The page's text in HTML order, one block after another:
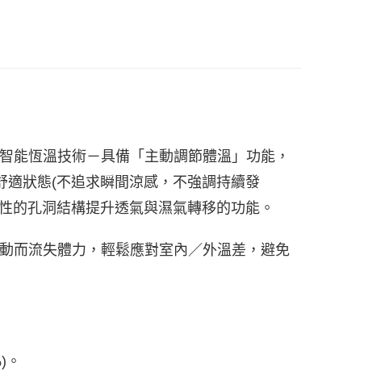
能恆溫技術－具備「主動調節體溫」功能，
狀態(不追求瞬間涼感，不強調持續發
的孔洞結構提升透氣與濕氣轉移的功能。
流失體力，輕鬆應對室內／外溫差，避免